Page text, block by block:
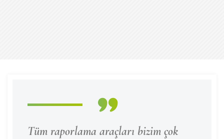
Tüm raporlama araçları bizim çok